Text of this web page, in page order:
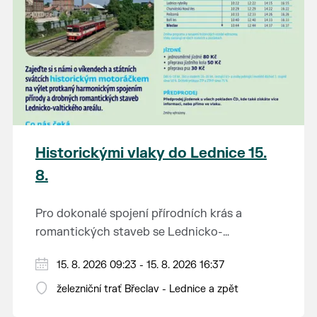
Historickými vlaky do Lednice 15.
8.
Pro dokonalé spojení přírodních krás a
romantických staveb se Lednicko-
Na výlet do této malebné krajiny na jihu
Moravy se vydejte stylově – historickým
Od 1. května do 28. září vás o víkendech a
svátcích mezi Břeclaví a Lednicí sveze
15. 8. 2026 09:23 - 15. 8. 2026 16:37
železniční trať Břeclav - Lednice a zpět